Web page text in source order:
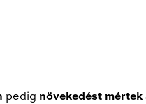
pedig növekedést